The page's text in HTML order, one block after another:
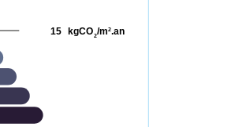
kgCO2/m2.an
15